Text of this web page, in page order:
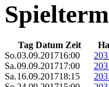
Tag Datum Zeit
So.03.09.201716:00
Sa.09.09.201717:00
Sa.16.09.201718:15